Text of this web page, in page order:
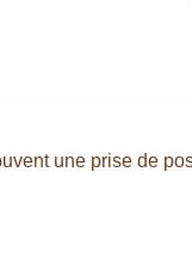
une prise de